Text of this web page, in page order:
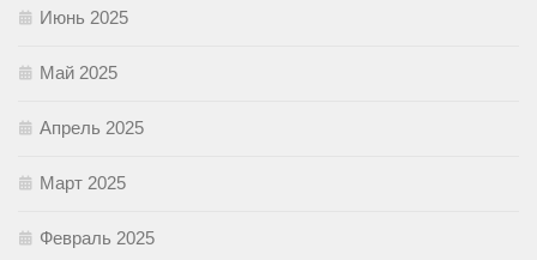
Июнь 2025
Май 2025
Апрель 2025
Март 2025
Февраль 2025